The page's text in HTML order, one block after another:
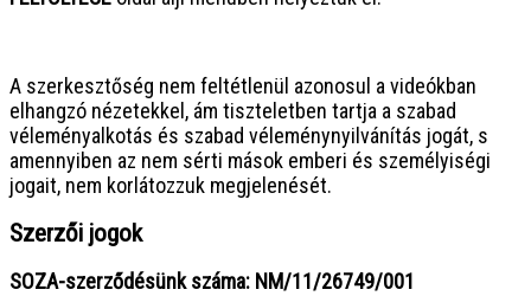
A szerkesztőség nem feltétlenül azonosul a videókban
elhangzó nézetekkel, ám tiszteletben tartja a szabad
véleményalkotás és szabad véleménynyilvánítás jogát, s
amennyiben az nem sérti mások emberi és személyiségi
jogait, nem korlátozzuk megjelenését.
Szerzői jogok
SOZA-szerződésünk száma: NM/11/26749/001